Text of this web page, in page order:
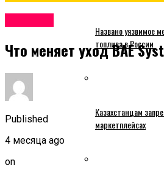
Названо уязвимое
топлива в России
Казахстанцам
маркетплейсах
Что меняет уход BAE
Published
4 месяца ago
on